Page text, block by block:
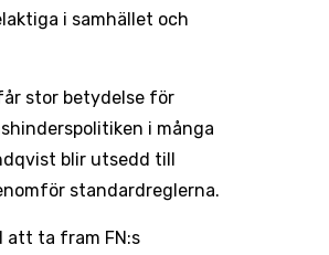
i samhället och
stor betydelse för
i många
blir utsedd till
standardreglerna.
att ta fram FN:s